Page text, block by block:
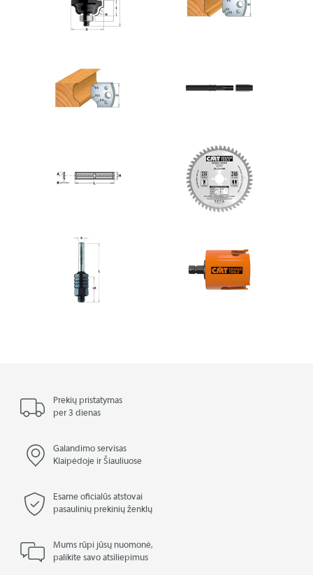
Prekių pristatymas
per 3 dienas
Galandimo servisas
Klaipėdoje ir Šiauliuose
Esame oficialūs atstovai
pasaulinių prekinių ženklų
Mums rūpi jūsų nuomonė,
palikite savo atsiliepimus